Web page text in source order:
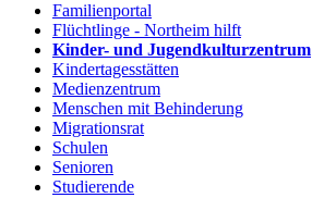
Familienportal
Flüchtlinge - Northeim hilft
Kinder- und Jugendkulturzentrum
Kindertagesstätten
Medienzentrum
Menschen mit Behinderung
Migrationsrat
Schulen
Senioren
Studierende